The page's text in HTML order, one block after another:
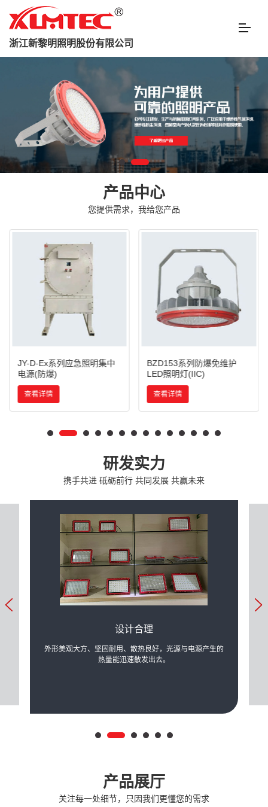
浙江新黎明照明股份有限公司
产品中心
您提供需求，我给您产品
JY-D-Ex系列应急照明集中
电源(防爆)
查看详情
BZD153系列防爆免维护
LED照明灯(IIC)
查看详情
研发实力
携手共进 砥砺前行 共同发展 共赢未来
设计合理
外形美观大方、坚固耐用、散热良好，光源与电源产生的
热量能迅速散发出去。
产品展厅
关注每一处细节，只因我们更懂您的需求